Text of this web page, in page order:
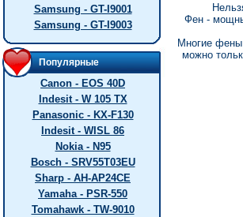
Samsung - GT-I9001
Samsung - GT-I9003
Популярные
Canon - EOS 40D
Indesit - W 105 TX
Panasonic - KX-F130
Indesit - WISL 86
Nokia - N95
Bosch - SRV55T03EU
Sharp - AH-AP24CE
Yamaha - PSR-550
Tomahawk - TW-9010
Фен -
Многие фены
можно